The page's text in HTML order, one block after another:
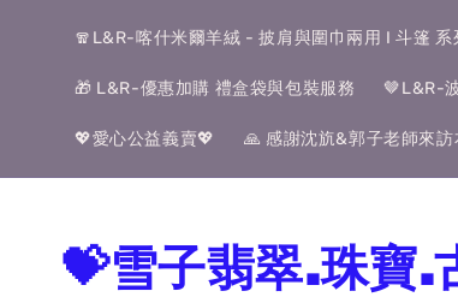
🧣L&R-喀什米爾羊絨 - 披肩與圍巾兩用 I 斗篷 系
🎁 L&R-優惠加購 禮盒袋與包裝服務 🤎L&R-
💖愛心公益義賣💖 🙏 感謝沈斻&郭子老師來訪
💝雪子翡翠.珠寶.